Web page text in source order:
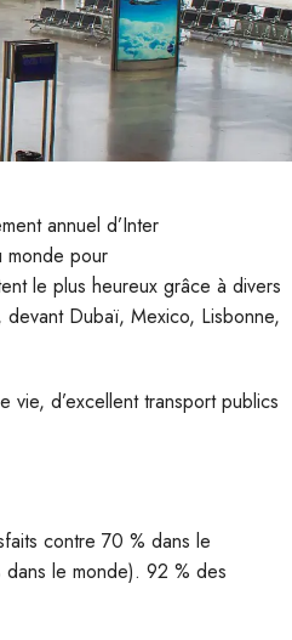
annuel d’Inter
monde pour
le plus heureux grâce à divers
Dubaï, Mexico, Lisbonne,
d’excellent transport publics
contre 70 % dans le
le monde). 92 % des